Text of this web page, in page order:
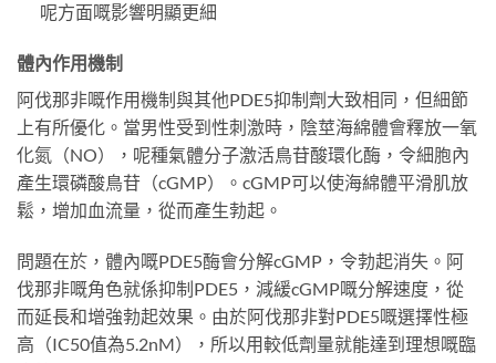
呢方面嘅影響明顯更細
體內作用機制
阿伐那非嘅作用機制與其他PDE5抑制劑大致相同，但細節
上有所優化。當男性受到性刺激時，陰莖海綿體會釋放一氧
化氮（NO），呢種氣體分子激活鳥苷酸環化酶，令細胞內
產生環磷酸鳥苷（cGMP）。cGMP可以使海綿體平滑肌放
鬆，增加血流量，從而產生勃起。
問題在於，體內嘅PDE5酶會分解cGMP，令勃起消失。阿
伐那非嘅角色就係抑制PDE5，減緩cGMP嘅分解速度，從
而延長和增強勃起效果。由於阿伐那非對PDE5嘅選擇性極
高（IC50值為5.2nM），所以用較低劑量就能達到理想嘅臨